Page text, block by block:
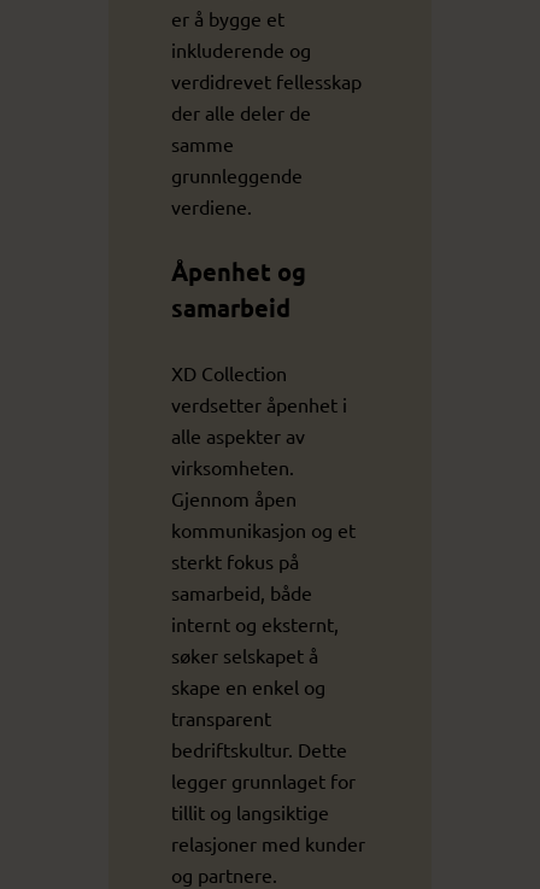
er å bygge et
inkluderende og
verdidrevet fellesskap
der alle deler de
samme
grunnleggende
verdiene.
Åpenhet og
samarbeid
XD Collection
verdsetter åpenhet i
alle aspekter av
virksomheten.
Gjennom åpen
kommunikasjon og et
sterkt fokus på
samarbeid, både
internt og eksternt,
søker selskapet å
skape en enkel og
transparent
bedriftskultur. Dette
legger grunnlaget for
tillit og langsiktige
relasjoner med kunder
og partnere.